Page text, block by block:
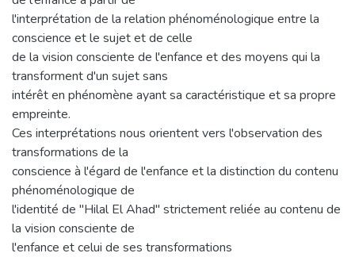
l'interprétation de la relation phénoménologique entre la
conscience et le sujet et de celle
de la vision consciente de l'enfance et des moyens qui la
transforment d'un sujet sans
intérêt en phénomène ayant sa caractéristique et sa propre
empreinte.
Ces interprétations nous orientent vers l'observation des
transformations de la
conscience à l'égard de l'enfance et la distinction du contenu
phénoménologique de
l'identité de "Hilal El Ahad" strictement reliée au contenu de
la vision consciente de
l'enfance et celui de ses transformations